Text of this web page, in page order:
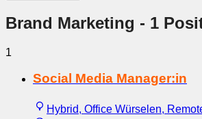
Brand Marketing - 1
1
Social Media Manager:in
Hybrid, Office Würselen,